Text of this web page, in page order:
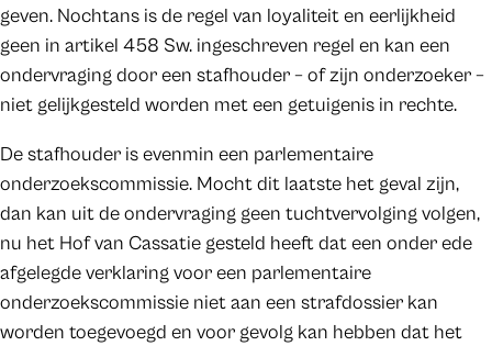
geven. Nochtans is de regel van loyaliteit en eerlijkheid
geen in artikel 458 Sw. ingeschreven regel en kan een
ondervraging door een stafhouder – of zijn onderzoeker –
niet gelijkgesteld worden met een getuigenis in rechte.
De stafhouder is evenmin een parlementaire
onderzoekscommissie. Mocht dit laatste het geval zijn,
dan kan uit de ondervraging geen tuchtvervolging volgen,
nu het Hof van Cassatie gesteld heeft dat een onder ede
afgelegde verklaring voor een parlementaire
onderzoekscommissie niet aan een strafdossier kan
worden toegevoegd en voor gevolg kan hebben dat het